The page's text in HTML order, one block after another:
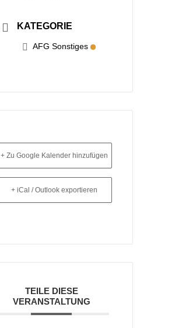
KATEGORIE
AFG Sonstiges
+ Zu Google Kalender hinzufügen
+ iCal / Outlook exportieren
TEILE DIESE
VERANSTALTUNG